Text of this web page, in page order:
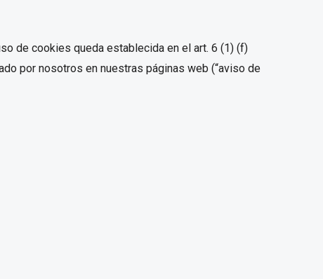
de cookies queda establecida en el art. 6 (1) (f)
por nosotros en nuestras páginas web (“aviso de